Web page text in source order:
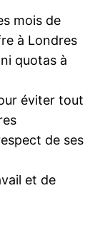
mois de
à Londres
quotas à
éviter tout
de ses
et de